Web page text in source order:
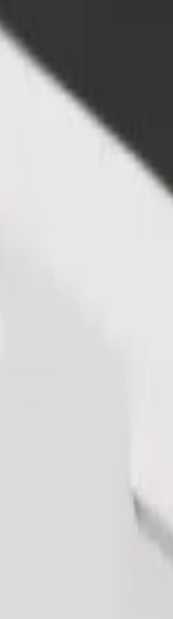
LEMON Sound
до
средни размери.